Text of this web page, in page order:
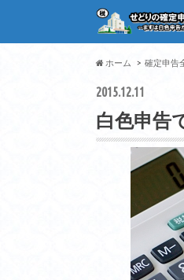
ホーム 確定申告
2015.12.11
白色申告